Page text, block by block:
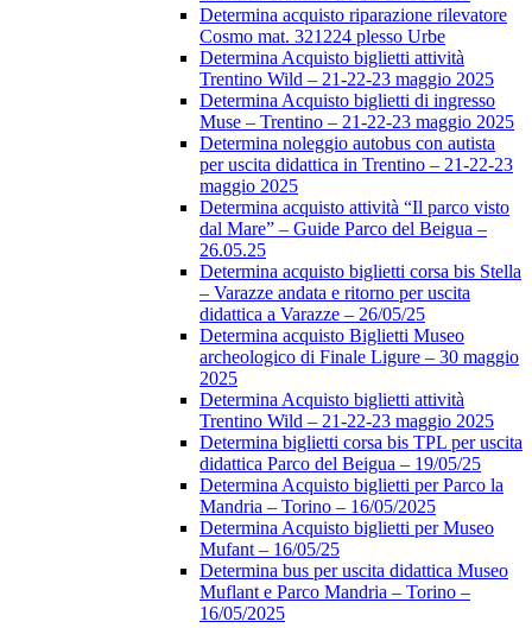
Determina acquisto riparazione rilevatore
Cosmo mat. 321224 plesso Urbe
Determina Acquisto biglietti attività
Trentino Wild – 21-22-23 maggio 2025
Determina Acquisto biglietti di ingresso
Muse – Trentino – 21-22-23 maggio 2025
Determina noleggio autobus con autista
per uscita didattica in Trentino – 21-22-23
maggio 2025
Determina acquisto attività “Il parco visto
dal Mare” – Guide Parco del Beigua –
26.05.25
Determina acquisto biglietti corsa bis Stella
– Varazze andata e ritorno per uscita
didattica a Varazze – 26/05/25
Determina acquisto Biglietti Museo
archeologico di Finale Ligure – 30 maggio
2025
Determina Acquisto biglietti attività
Trentino Wild – 21-22-23 maggio 2025
Determina biglietti corsa bis TPL per uscita
didattica Parco del Beigua – 19/05/25
Determina Acquisto biglietti per Parco la
Mandria – Torino – 16/05/2025
Determina Acquisto biglietti per Museo
Mufant – 16/05/25
Determina bus per uscita didattica Museo
Muflant e Parco Mandria – Torino –
16/05/2025